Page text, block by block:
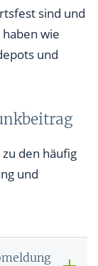
sind und
wie
und
den häufig
und